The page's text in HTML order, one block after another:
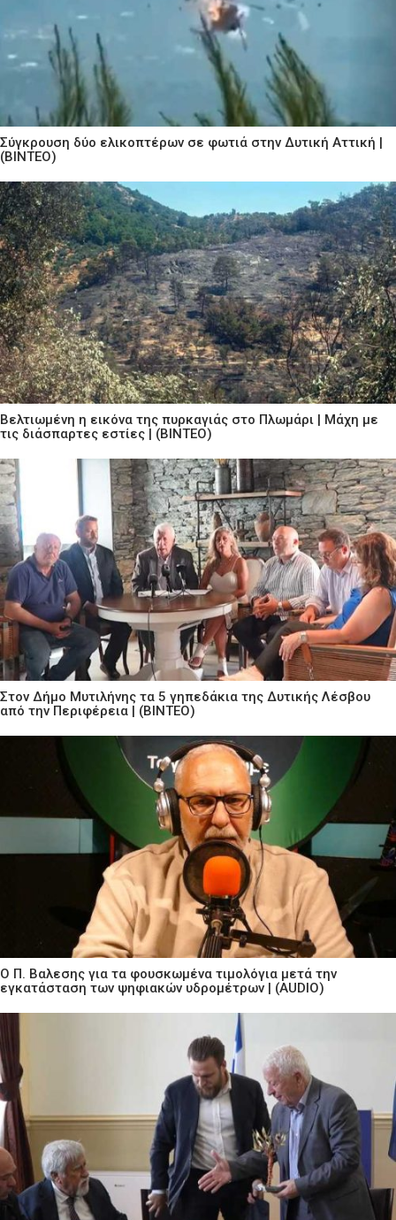
Σύγκρουση δύο ελικοπτέρων σε φωτιά στην Δυτική Αττική |
(ΒΙΝΤΕΟ)
Βελτιωμένη η εικόνα της πυρκαγιάς στο Πλωμάρι | Μάχη με
τις διάσπαρτες εστίες | (ΒΙΝΤΕΟ)
Στον Δήμο Μυτιλήνης τα 5 γηπεδάκια της Δυτικής Λέσβου
από την Περιφέρεια | (ΒΙΝΤΕΟ)
Ο Π. Βαλεσης για τα φουσκωμένα τιμολόγια μετά την
εγκατάσταση των ψηφιακών υδρομέτρων | (AUDIO)